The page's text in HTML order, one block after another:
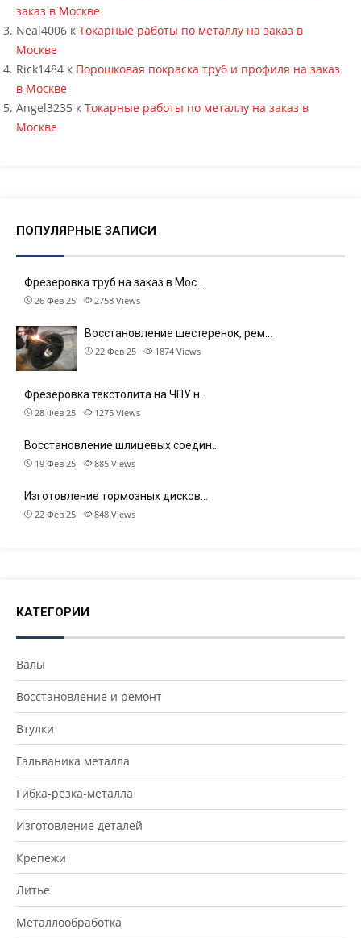
заказ в Москве
Neal4006 к Токарные работы по металлу на заказ в
Москве
Rick1484 к Порошковая покраска труб и профиля на заказ
в Москве
Angel3235 к Токарные работы по металлу на заказ в
Москве
ПОПУЛЯРНЫЕ ЗАПИСИ
Фрезеровка труб на заказ в Мос…
26 Фев 25 2758 Views
Восстановление шестеренок, рем…
22 Фев 25 1874 Views
Фрезеровка текстолита на ЧПУ н…
28 Фев 25 1275 Views
Восстановление шлицевых соедин…
19 Фев 25 885 Views
Изготовление тормозных дисков…
22 Фев 25 848 Views
КАТЕГОРИИ
Валы
Восстановление и ремонт
Втулки
Гальваника металла
Гибка-резка-металла
Изготовление деталей
Крепежи
Литье
Металлообработка